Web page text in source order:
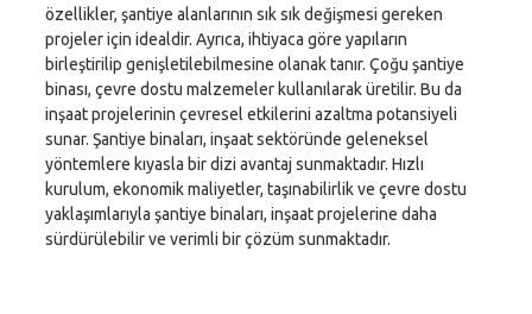
özellikler, şantiye alanlarının sık sık değişmesi gereken
projeler için idealdir. Ayrıca, ihtiyaca göre yapıların
birleştirilip genişletilebilmesine olanak tanır. Çoğu şantiye
binası, çevre dostu malzemeler kullanılarak üretilir. Bu da
inşaat projelerinin çevresel etkilerini azaltma potansiyeli
sunar. Şantiye binaları, inşaat sektöründe geleneksel
yöntemlere kıyasla bir dizi avantaj sunmaktadır. Hızlı
kurulum, ekonomik maliyetler, taşınabilirlik ve çevre dostu
yaklaşımlarıyla şantiye binaları, inşaat projelerine daha
sürdürülebilir ve verimli bir çözüm sunmaktadır.